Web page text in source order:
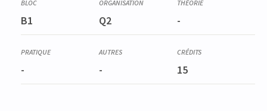
B1 Q2 -
- - 15